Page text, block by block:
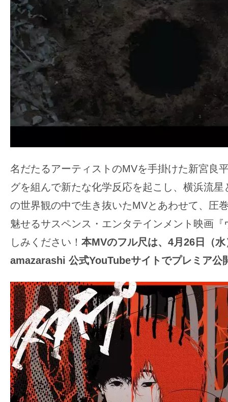
名だたるアーティストのMVを手掛けた新宮良
グを組んで新たな化学反応を起こし、横浜流星
の世界観の中で生き抜いたMVとあわせて、圧
魅せるサスペンス・エンタテインメント映画
しみください！ 本MVのフル尺は、 4月26日（
amazarashi 公式YouTubeサイト でプレミア公